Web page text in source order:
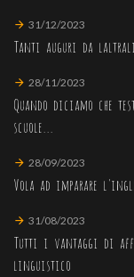
31/12/2023
Tanti auguri da
28/11/2023
Quando diciamo che
scuole...
28/09/2023
Vola ad imparare
31/08/2023
Tutti i vantaggi di
linguistico